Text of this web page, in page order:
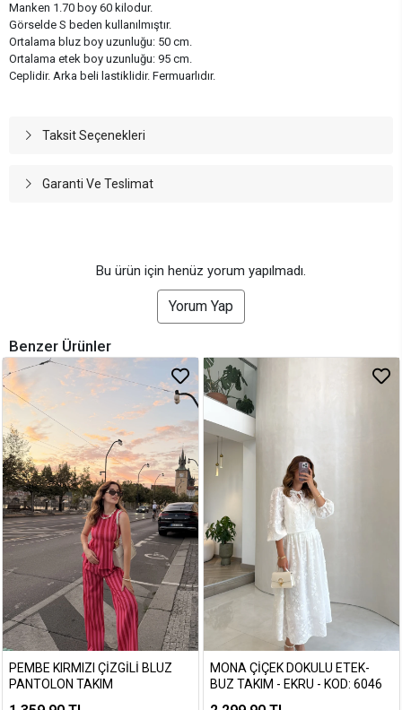
Manken 1.70 boy 60 kilodur.
Görselde S beden kullanılmıştır.
Ortalama bluz boy uzunluğu: 50 cm.
Ortalama etek boy uzunluğu: 95 cm.
Ceplidir. Arka beli lastiklidir. Fermuarlıdır.
Taksit Seçenekleri
Garanti Ve Teslimat
Bu ürün için henüz yorum yapılmadı.
Yorum Yap
Benzer Ürünler
PEMBE KIRMIZI ÇIZGILI BLUZ
PANTOLON TAKIM
MONA ÇIÇEK DOKULU ETEK-
BUZ TAKIM - EKRU - KOD: 6046